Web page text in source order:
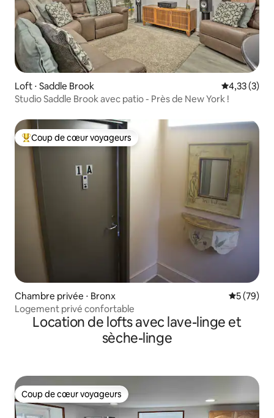
Loft ⋅ Saddle Brook Évaluation
4,33 (3)
Studio Saddle Brook avec patio - Près de New York !
Coups de cœur voyageurs les plus appréciés
Coup de cœur voyageurs
Chambre privée ⋅ Bronx
5 (79)
Logement privé confortable
Location de lofts avec lave-linge et
sèche-linge
Coup de cœur voyageurs
Coup de cœur voyageurs